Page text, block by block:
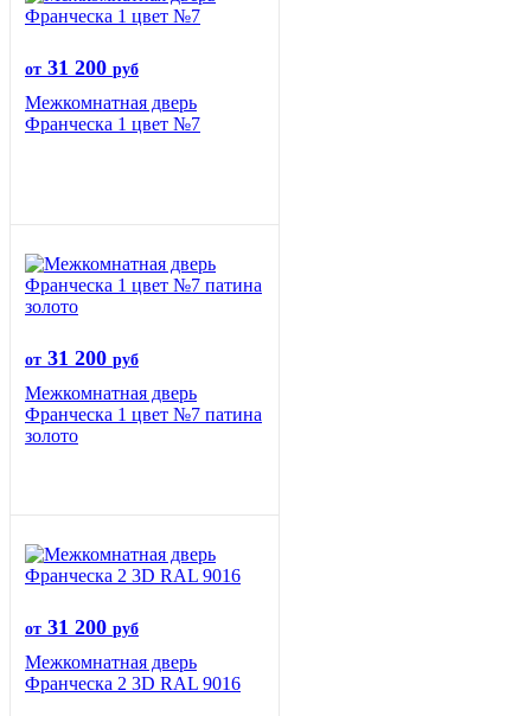
от 31 200 руб
Межкомнатная дверь
Франческа 1 цвет №7
от 31 200 руб
Межкомнатная дверь
Франческа 1 цвет №7 патина
золото
от 31 200 руб
Межкомнатная дверь
Франческа 2 3D RAL 9016